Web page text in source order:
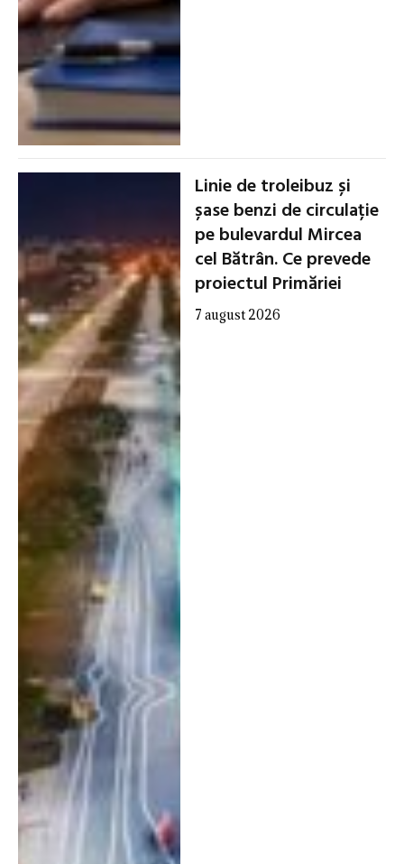
Linie de troleibuz și
șase benzi de circulație
pe bulevardul Mircea
cel Bătrân. Ce prevede
proiectul Primăriei
7 august 2026